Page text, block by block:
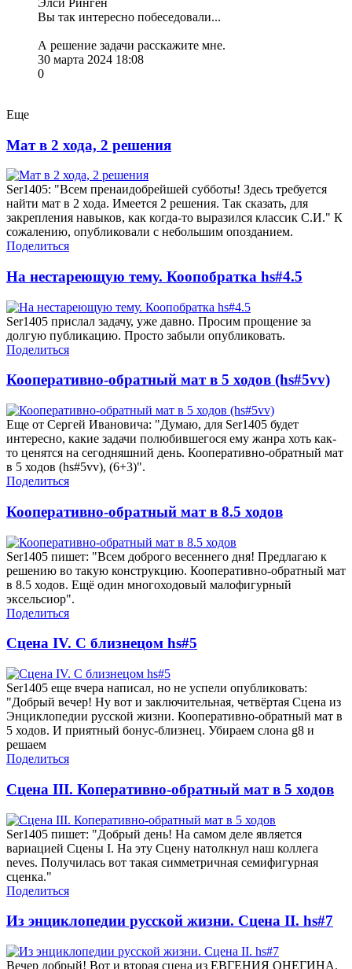
Вы так интересно побеседовали...
А решение задачи расскажите мне.
30 марта 2024 18:08
0
Еще
Мат в 2 хода, 2 решения
Ser1405: "Всем пренаидобрейшей субботы! Здесь требуется
найти мат в 2 хода. Имеется 2 решения. Так сказать, для
закрепления навыков, как когда-то выразился классик С.И." К
сожалению, опубликовали с небольшим опозданием.
Поделиться
На нестареющую тему. Коопобратка hs#4.5
Ser1405 прислал задачу, уже давно. Просим прощение за
долгую публикацию. Просто забыли опубликовать.
Поделиться
Кооперативно-обратный мат в 5 ходов (hs#5vv)
Еще от Сергей Ивановича: "Думаю, для Ser1405 будет
интересно, какие задачи полюбившегося ему жанра хоть как-
то ценятся на сегодняшний день. Кооперативно-обратный мат
в 5 ходов (hs#5vv), (6+3)".
Поделиться
Кооперативно-обратный мат в 8.5 ходов
Ser1405 пишет: "Всем доброго весеннего дня! Предлагаю к
решению во такую конструкцию. Кооперативно-обратный мат
в 8.5 ходов. Ещё один многоходовый малофигурный
эксельсиор".
Поделиться
Сцена IV. С близнецом hs#5
Ser1405 еще вчера написал, но не успели опубликовать:
"Добрый вечер! Ну вот и заключительная, четвёртая Сцена из
Энциклопедии русской жизни. Кооперативно-обратный мат в
5 ходов. И приятный бонус-близнец. Убираем слона g8 и
решаем
Поделиться
Сцена III. Коперативно-обратный мат в 5 ходов
Ser1405 пишет: "Добрый день! На самом деле является
вариацией Сцены I. На эту Сцену натолкнул наш коллега
neves. Получилась вот такая симметричная семифигурная
сценка."
Поделиться
Из энциклопедии русской жизни. Сцена II. hs#7
Вечер добрый! Вот и вторая сцена из ЕВГЕНИЯ ОНЕГИНА.